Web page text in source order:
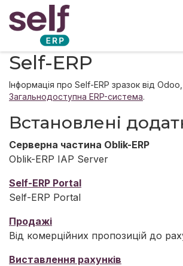
Skip to Content
Self-ERP
Інформація про Self-ERP зразок від Odoo,
Загальнодоступна ERP-система.
Встановлені
Серверна частина Oblik-ERP
Oblik-ERP IAP Server
Self-ERP Portal
Self-ERP Portal
Продажі
Від комерційних пропозицій до
Виставлення рахунків